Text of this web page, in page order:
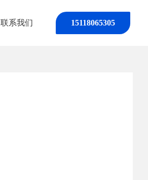
联系我们 15118065305